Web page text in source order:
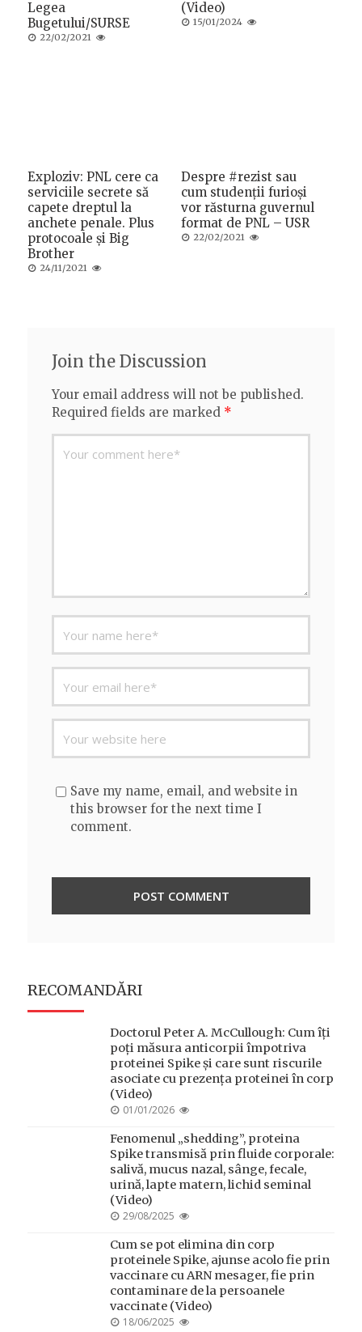
Legea
Bugetului/SURSE
Posted
22/02/2021
(Video)
Posted
15/01/2024
Exploziv: PNL cere ca
serviciile secrete să
capete dreptul la
anchete penale. Plus
protocoale și Big
Brother
Posted
24/11/2021
Despre #rezist sau
cum studenții furioși
vor răsturna guvernul
format de PNL – USR
Posted
22/02/2021
Join the Discussion
Your email address will not be published.
Required fields are marked *
Save my name, email, and website in
this browser for the next time I
comment.
RECOMANDĂRI
Doctorul Peter A. McCullough: Cum îți
poți măsura anticorpii împotriva
proteinei Spike și care sunt riscurile
asociate cu prezența proteinei în corp
(Video)
POSTED
01/01/2026
Fenomenul „shedding”, proteina
Spike transmisă prin fluide corporale:
salivă, mucus nazal, sânge, fecale,
urină, lapte matern, lichid seminal
(Video)
POSTED
29/08/2025
Cum se pot elimina din corp
proteinele Spike, ajunse acolo fie prin
vaccinare cu ARN mesager, fie prin
contaminare de la persoanele
vaccinate (Video)
POSTED
18/06/2025